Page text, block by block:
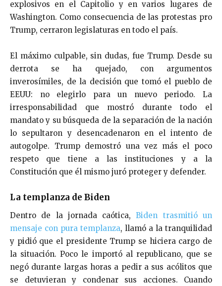
explosivos en el Capitolio y en varios lugares de
Washington. Como consecuencia de las protestas pro
Trump, cerraron legislaturas en todo el país.
El máximo culpable, sin dudas, fue Trump. Desde su
derrota se ha quejado, con argumentos
inverosímiles, de la decisión que tomó el pueblo de
EEUU: no elegirlo para un nuevo periodo. La
irresponsabilidad que mostró durante todo el
mandato y su búsqueda de la separación de la nación
lo sepultaron y desencadenaron en el intento de
autogolpe. Trump demostró una vez más el poco
respeto que tiene a las instituciones y a la
Constitución que él mismo juró proteger y defender.
La templanza de Biden
Dentro de la jornada caótica,Biden trasmitió un
mensaje con pura templanza, llamó a la tranquilidad
y pidió que el presidente Trump se hiciera cargo de
la situación. Poco le importó al republicano, que se
negó durante largas horas a pedir a sus acólitos que
se detuvieran y condenar sus acciones. Cuando